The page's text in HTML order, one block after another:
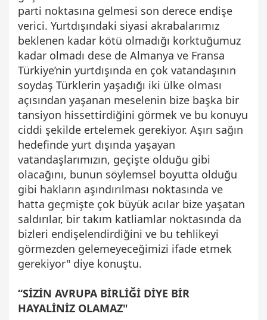
parti noktasına gelmesi son derece endişe
verici. Yurtdışındaki siyasi akrabalarımız
beklenen kadar kötü olmadığı korktuğumuz
kadar olmadı dese de Almanya ve Fransa
Türkiye’nin yurtdışında en çok vatandaşının
soydaş Türklerin yaşadığı iki ülke olması
açısından yaşanan meselenin bize başka bir
tansiyon hissettirdiğini görmek ve bu konuyu
ciddi şekilde ertelemek gerekiyor. Aşırı sağın
hedefinde yurt dışında yaşayan
vatandaşlarımızın, geçişte olduğu gibi
olacağını, bunun söylemsel boyutta olduğu
gibi hakların aşındırılması noktasında ve
hatta geçmişte çok büyük acılar bize yaşatan
saldırılar, bir takım katliamlar noktasında da
bizleri endişelendirdiğini ve bu tehlikeyi
görmezden gelemeyeceğimizi ifade etmek
gerekiyor" diye konuştu.
“SİZİN AVRUPA BİRLİĞİ DİYE BİR
HAYALİNİZ OLAMAZ"